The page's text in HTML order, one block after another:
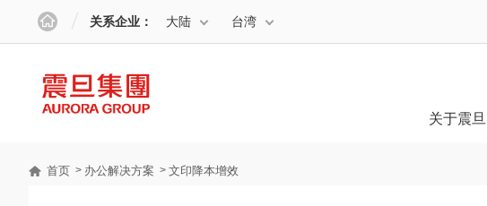
关系企业： 大陆 台湾
关于震旦
首页 办公解决方案 文印降本增效